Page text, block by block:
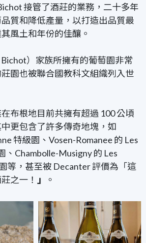
接管了酒莊的業務，二十多年
質和降低產量，以打造出品質最
風土和年份的佳釀。
）家族所擁有的葡萄園非常
園也被聯合國教科文組織列入世
布根地目前共擁有超過 100 公頃
更包含了許多傳奇地塊，如
特級園、Vosen-Romanee 的 Les
、Chambolle-Musigny 的 Les
等，甚至被 Decanter 評價為「這
之一！ 」 。